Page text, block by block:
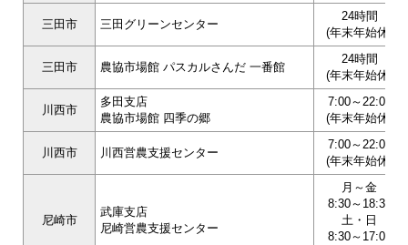
三田市 三田グリーンセンター
24時間
(年末年始休)
三田市 農協市場館 パスカルさんだ 一番館
24時間
(年末年始休)
川西市
多田支店
農協市場館 四季の郷
7:00～22:00
(年末年始休)
川西市 川西営農支援センター
7:00～22:00
(年末年始休)
尼崎市
武庫支店
尼崎営農支援センター
月～金
8:30～18:30
土・日
8:30～17:00